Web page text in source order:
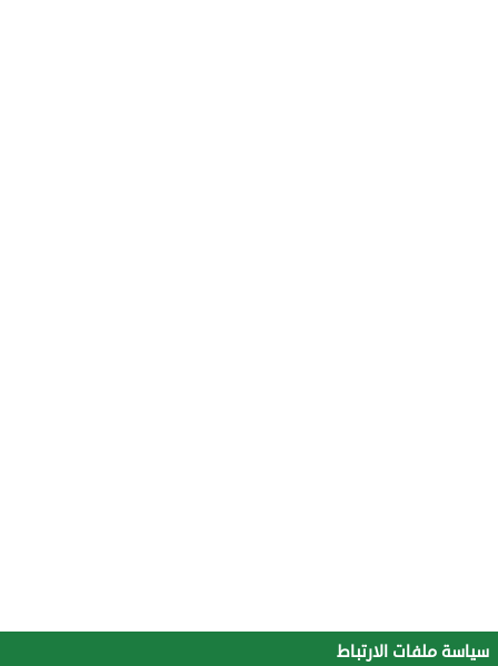
سياسة ملفات الارتباط